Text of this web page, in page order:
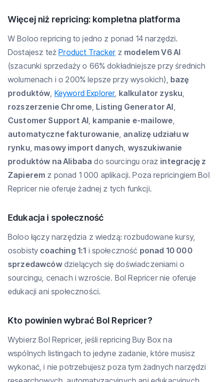
Więcej niż repricing: kompletna platforma
W Boloo repricing to jedno z ponad 14 narzędzi.
Dostajesz teżProduct Trackerz modelem V6 AI
(szacunki sprzedaży o 66% dokładniejsze przy średnich
wolumenach i o 200% lepsze przy wysokich), bazę
produktów, Keyword Explorer, kalkulator zysku,
rozszerzenie Chrome, Listing Generator AI,
Customer Support AI, kampanie e-mailowe,
automatyczne fakturowanie, analizę udziału w
rynku, masowy import danych, wyszukiwanie
produktów na Alibaba do sourcingu oraz integrację z
Zapierem z ponad 1 000 aplikacji. Poza repricingiem Bol
Repricer nie oferuje żadnej z tych funkcji.
Edukacja i społeczność
Boloo łączy narzędzia z wiedzą: rozbudowane kursy,
osobisty coaching 1:1 i społeczność ponad 10 000
sprzedawcówdzielących się doświadczeniami o
sourcingu, cenach i wzroście. Bol Repricer nie oferuje
edukacji ani społeczności.
Kto powinien wybrać Bol Repricer?
Wybierz Bol Repricer, jeśli repricing Buy Box na
wspólnych listingach to jedyne zadanie, które musisz
wykonać, i nie potrzebujesz poza tym żadnych narzędzi